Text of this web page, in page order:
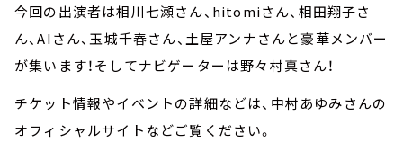
今回の出演者は相川七瀬さん、hitomiさん、相田翔子さ
ん、AIさん、玉城千春さん、土屋アンナさんと豪華メンバー
が集います！そしてナビゲーターは野々村真さん！
チケット情報やイベントの詳細などは、中村あゆみさんの
オフィシャルサイトなどご覧ください。